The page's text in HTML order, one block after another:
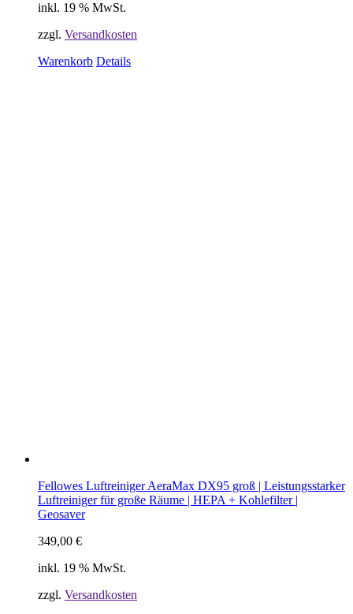
inkl. 19 % MwSt.
zzgl. Versandkosten
Warenkorb Details
Fellowes Luftreiniger AeraMax DX95 groß | Leistungsstarker
Luftreiniger für große Räume | HEPA + Kohlefilter |
Geosaver
349,00 €
inkl. 19 % MwSt.
zzgl. Versandkosten